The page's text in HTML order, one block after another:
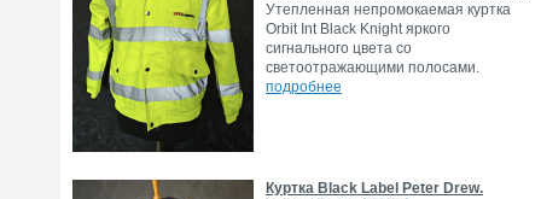
Утепленная непромокаемая куртка
Orbit Int Black Knight яркого
сигнального цвета со
светоотражающими полосами.
подробнее
Куртка Black Label Peter Drew.